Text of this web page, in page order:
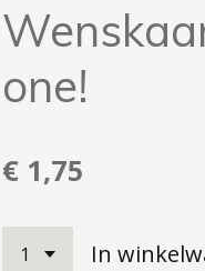
one!
€ 1,75
In